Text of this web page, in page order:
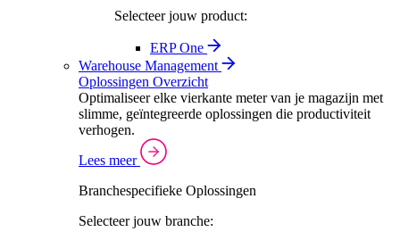
Selecteer jouw product:
ERP One
Warehouse Management
Oplossingen Overzicht
Optimaliseer elke vierkante meter van je magazijn met
slimme, geïntegreerde oplossingen die productiviteit
verhogen.
Lees meer
Branchespecifieke Oplossingen
Selecteer jouw branche: